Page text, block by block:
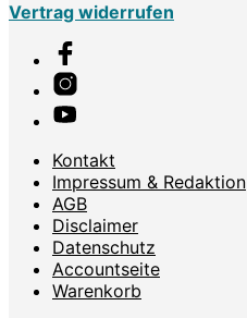
Vertrag widerrufen
Kontakt
Impressum & Redaktion
AGB
Disclaimer
Datenschutz
Accountseite
Warenkorb